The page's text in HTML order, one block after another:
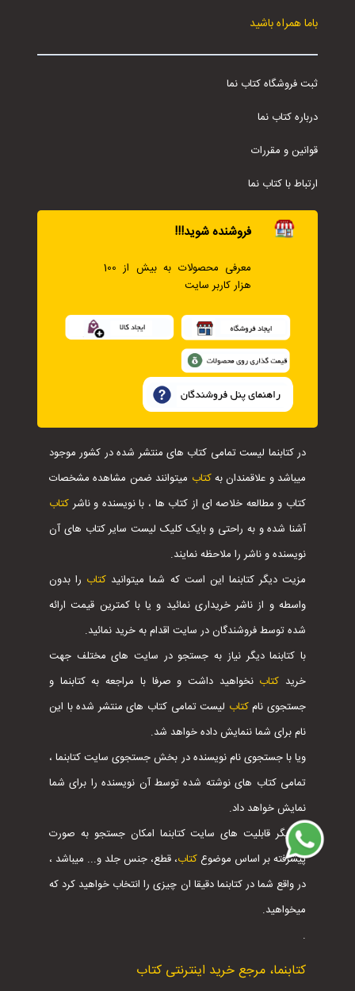
باما همراه باشید
ثبت فروشگاه کتاب نما
درباره کتاب نما
قوانین و مقررات
ارتباط با کتاب نما
فروشنده شوید!!!
معرفی محصولات به بیش از 100
هزار کاربر سایت
کتابنما، مرجع خرید اینترنتی کتاب
در کتابنما لیست تمامی کتاب های منتشر شده در کشور موجود
میباشد و علاقمندان بهکتاب میتوانند ضمن مشاهده مشخصات
کتاب و مطالعه خلاصه ای از کتاب ها ، با نویسنده و ناشر کتاب
آشنا شده و به راحتی و بایک کلیک لیست سایر کتاب های آن
نویسنده و ناشر را ملاحظه نمایند.
مزیت دیگر کتابنما این است که شما میتوانید کتاب را بدون
واسطه و از ناشر خریداری نمائید و یا با کمترین قیمت ارائه
شده توسط فروشندگان در سایت اقدام به خرید نمائید.
با کتابنما دیگر نیاز به جستجو در سایت های مختلف جهت
خرید کتابنخواهید داشت و صرفا با مراجعه به کتابنما و
جستجوی نامکتاب لیست تمامی کتاب های منتشر شده با این
نام برای شما ننمایش داده خواهد شد.
ویا با جستجوی نام نویسنده در بخش جستجوی سایت کتابنما ،
تمامی کتاب های نوشته شده توسط آن نویسنده را برای شما
نمایش خواهد داد.
از دیگر قابلیت های سایت کتابنما امکان جستجو به صورت
پیشرفته بر اساس موضوع کتاب، قطع، جنس جلد و... میباشد ،
در واقع شما در کتابنما دقیقا ان چیزی را انتخاب خواهید کرد که
میخواهید.
.